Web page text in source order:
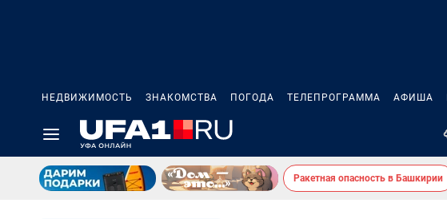
НЕДВИЖИМОСТЬ ЗНАКОМСТВА ПОГОДА ТЕЛЕПРОГРАММА АФИША
Ракетная опасность в Башкирии